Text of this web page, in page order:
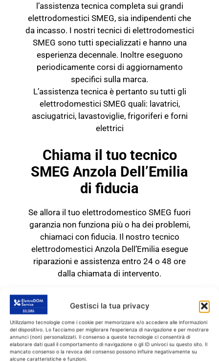
Gestisci la tua privacy
Utilizziamo tecnologie come i cookie per memorizzare e/o accedere alle informazioni
del dispositivo. Lo facciamo per migliorare l'esperienza di navigazione e per mostrare
annunci (non) personalizzati. Il consenso a queste tecnologie ci consentirà di
elaborare dati quali il comportamento di navigazione o gli ID univoci su questo sito. Il
mancato consenso o la revoca del consenso possono influire negativamente su
alcune caratteristiche e funzioni.
l’assistenza tecnica completa sui grandi
elettrodomestici SMEG, sia indipendenti che
da incasso. I nostri tecnici di elettrodomestici
SMEG sono tutti specializzati e hanno una
esperienza decennale. Inoltre eseguono
periodicamente corsi di aggiornamento
specifici sulla marca.
L’assistenza tecnica è pertanto su tutti gli
elettrodomestici SMEG quali: lavatrici,
asciugatrici, lavastoviglie, frigoriferi e forni
elettrici
Chiama il tuo tecnico
SMEG Anzola Dell’Emilia
di fiducia
Se allora il tuo elettrodomestico SMEG fuori
garanzia non funziona più o ha dei problemi,
chiamaci con fiducia. Il nostro tecnico
elettrodomestici Anzola Dell’Emilia esegue
riparazioni e assistenza entro 24 o 48 ore
dalla chiamata di intervento.
TECNICO SMEG Anzola
Dell'Emilia
RICAMBI CON GARANZIA DI
1 ANNO
Il tecnico SMEG Anzola